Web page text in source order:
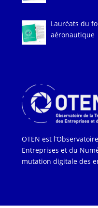
Lauréats du
aéronautique
OTEN est
Entreprises et du
mutation digitale des